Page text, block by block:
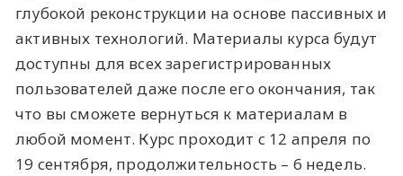
глубокой реконструкции на основе пассивных и
активных технологий. Материалы курса будут
доступны для всех зарегистрированных
пользователей даже после его окончания, так
что вы сможете вернуться к материалам в
любой момент. Курс проходит с 12 апреля по
19 сентября, продолжительность – 6 недель.